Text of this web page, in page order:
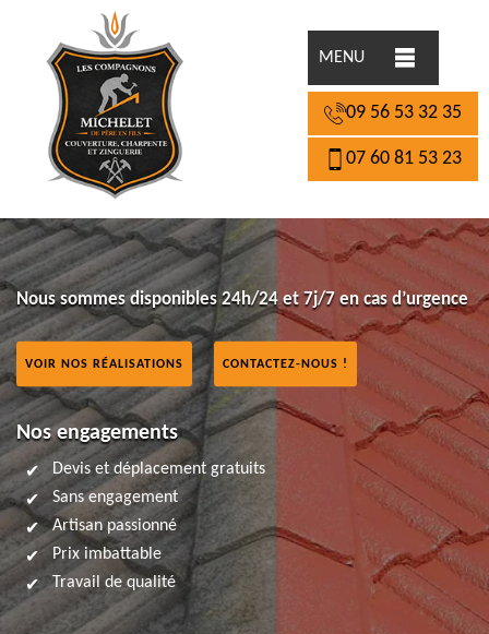
MENU
09 56 53 32 35
07 60 81 53 23
Nous sommes disponibles 24h/24 et 7j/7 en cas d’urgence
VOIR NOS RÉALISATIONS CONTACTEZ-NOUS !
Nos engagements
Devis et déplacement gratuits
Sans engagement
Artisan passionné
Prix imbattable
Travail de qualité